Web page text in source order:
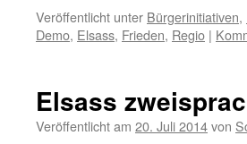
Veröffentlicht unter Bürgerinitiativen,
Demo, Elsass, Frieden, Regio |
Elsass
Veröffentlicht am 20. Juli 2014von